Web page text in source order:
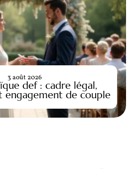
def : cadre légal,
engagement de couple
3 août 2026